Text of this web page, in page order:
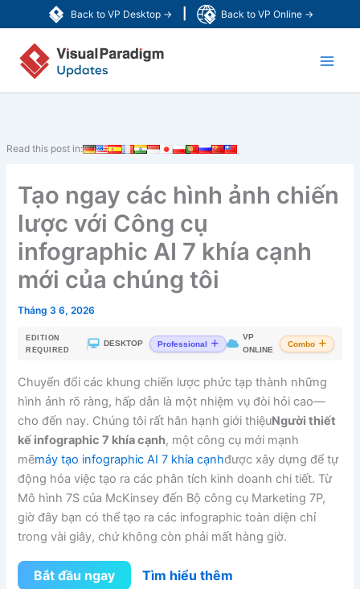
Back to VP Desktop → Back to VP Online →
tới
dung
Read this post in:
Tạo ngay các hình ảnh chiến
lược với Công cụ
infographic AI 7 khía cạnh
mới của chúng tôi
Tháng 3 6, 2026
EDITION
REQUIRED
DESKTOP Professional
VP
ONLINE
Combo
Chuyển đổi các khung chiến lược phức tạp thành những
hình ảnh rõ ràng, hấp dẫn là một nhiệm vụ đòi hỏi cao—
cho đến nay. Chúng tôi rất hân hạnh giới thiệuNgười thiết
kế infographic 7 khía cạnh, một công cụ mới mạnh
mẽmáy tạo infographic AI 7 khía cạnhđược xây dựng để tự
động hóa việc tạo ra các phân tích kinh doanh chi tiết. Từ
Mô hình 7S của McKinsey đến Bộ công cụ Marketing 7P,
giờ đây bạn có thể tạo ra các infographic toàn diện chỉ
trong vài giây, chứ không còn phải mất hàng giờ.
Bắt đầu ngay Tìm hiểu thêm